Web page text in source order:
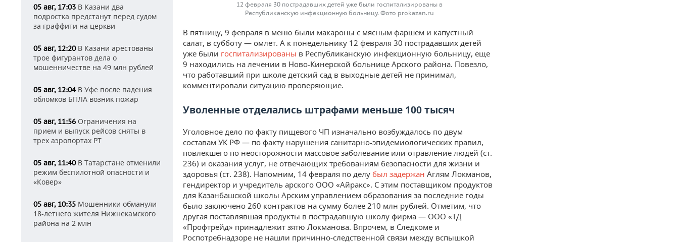
05 авг, 17:03 В Казани два
подростка предстанут перед судом
за граффити на церкви
05 авг, 12:20В Казани арестованы
трое фигурантов дела о
мошенничестве на 49 млн рублей
05 авг, 12:04В Уфе после падения
обломков БПЛА возник пожар
05 авг, 11:56 Ограничения на
прием и выпуск рейсов сняты в
трех аэропортах РТ
05 авг, 11:40В Татарстане отменили
режим беспилотной опасности и
«Ковер»
05 авг, 10:35 Мошенники обманули
18-летнего жителя Нижнекамского
района на 2 млн
12 февраля 30 пострадавших детей уже были госпитализированы в
Республиканскую инфекционную больницу. Фото prokazan.ru
В пятницу, 9 февраля в меню были макароны с мясным фаршем и капустный
салат, в субботу — омлет. А к понедельнику 12 февраля 30 пострадавших детей
уже были госпитализированы в Республиканскую инфекционную больницу, еще
9 находились на лечении в Ново-Кинерской больнице Арского района. Повезло,
что работавший при школе детский сад в выходные детей не принимал,
комментировали ситуацию проверяющие.
Уволенные отделались штрафами меньше 100 тысяч
Уголовное дело по факту пищевого ЧП изначально возбуждалось по двум
составам УК РФ — по факту нарушения санитарно-эпидемиологических правил,
повлекшего по неосторожности массовое заболевание или отравление людей (ст.
236) и оказания услуг, не отвечающих требованиям безопасности для жизни и
здоровья (ст. 238). Напомним, 14 февраля по делу был задержан Аглям Локманов,
гендиректор и учредитель арского ООО «Айракс». С этим поставщиком продуктов
для Казанбашской школы Арским управлением образования за последние годы
было заключено 260 контрактов на сумму более 210 млн рублей. Отметим, что
другая поставлявшая продукты в пострадавшую школу фирма — ООО «ТД
«Профтрейд» принадлежит зятю Локманова. Впрочем, в Следкоме и
Роспотребнадзоре не нашли причинно-следственной связи между вспышкой